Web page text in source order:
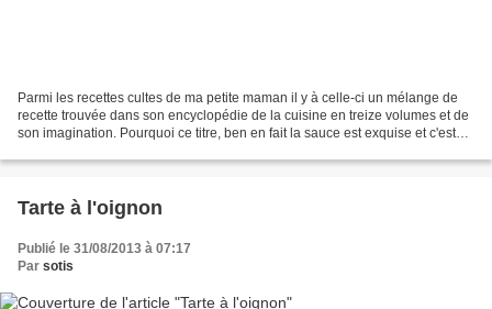
Parmi les recettes cultes de ma petite maman il y à celle-ci un mélange de
recette trouvée dans son encyclopédie de la cuisine en treize volumes et de
son imagination. Pourquoi ce titre, ben en fait la sauce est exquise et c'est
Tarte à l'oignon
Publié le 31/08/2013 à 07:17
Par sotis